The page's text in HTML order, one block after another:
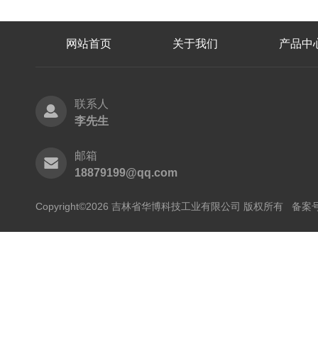
网站首页 关于我们 产品中
联系人
李先生
邮箱
18879199@qq.com
Copyright©2026 吉林省华博科技工业有限公司 版权所有 备案